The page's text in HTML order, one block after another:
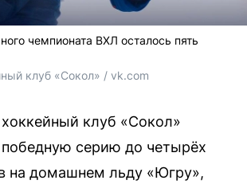
чемпионата ВХЛ осталось пять
клуб «Сокол» / vk.com
клуб «Сокол»
серию до четырёх
на домашнем льду «Югру»,